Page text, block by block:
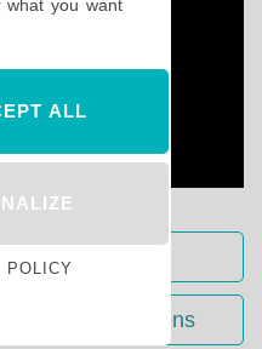
complet
les informations
what you want
ALL
POLICY